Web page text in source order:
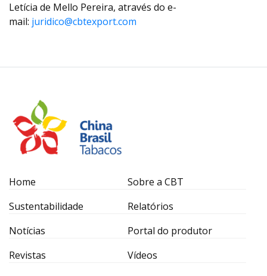
Letícia de Mello Pereira, através do e-
mail: juridico@cbtexport.com
Home
Sobre a CBT
Sustentabilidade
Relatórios
Notícias
Portal do produtor
Revistas
Vídeos